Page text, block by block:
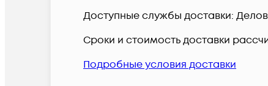
Доступные службы доставки:
Сроки и стоимость доставки
Подробные условия доставки